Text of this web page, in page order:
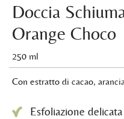
Doccia
Orange Choco
250 ml
Con estratto di cacao,
Esfoliazione delicata